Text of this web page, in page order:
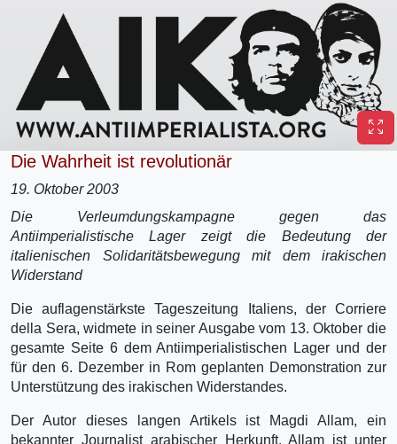
Die Wahrheit ist revolutionär
19. Oktober 2003
Die Verleumdungskampagne gegen das
Antiimperialistische Lager zeigt die Bedeutung der
italienischen Solidaritätsbewegung mit dem irakischen
Widerstand
Die auflagenstärkste Tageszeitung Italiens, der Corriere
della Sera, widmete in seiner Ausgabe vom 13. Oktober die
gesamte Seite 6 dem Antiimperialistischen Lager und der
für den 6. Dezember in Rom geplanten Demonstration zur
Unterstützung des irakischen Widerstandes.
Der Autor dieses langen Artikels ist Magdi Allam, ein
bekannter Journalist arabischer Herkunft. Allam ist unter